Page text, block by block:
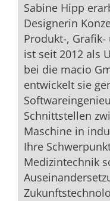
Sabine Hipp
Designerin
Produkt-,
ist seit 2012 als
bei die macio
entwickelt sie
Schnittstellen
Maschine in
Ihre
Medizintechnik